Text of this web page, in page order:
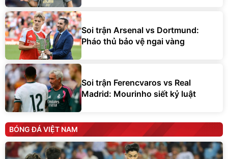
Soi trận Arsenal vs Dortmund:
Pháo thủ bảo vệ ngai vàng
Soi trận Ferencvaros vs Real
Madrid: Mourinho siết kỷ luật
BÓNG ĐÁ VIỆT NAM